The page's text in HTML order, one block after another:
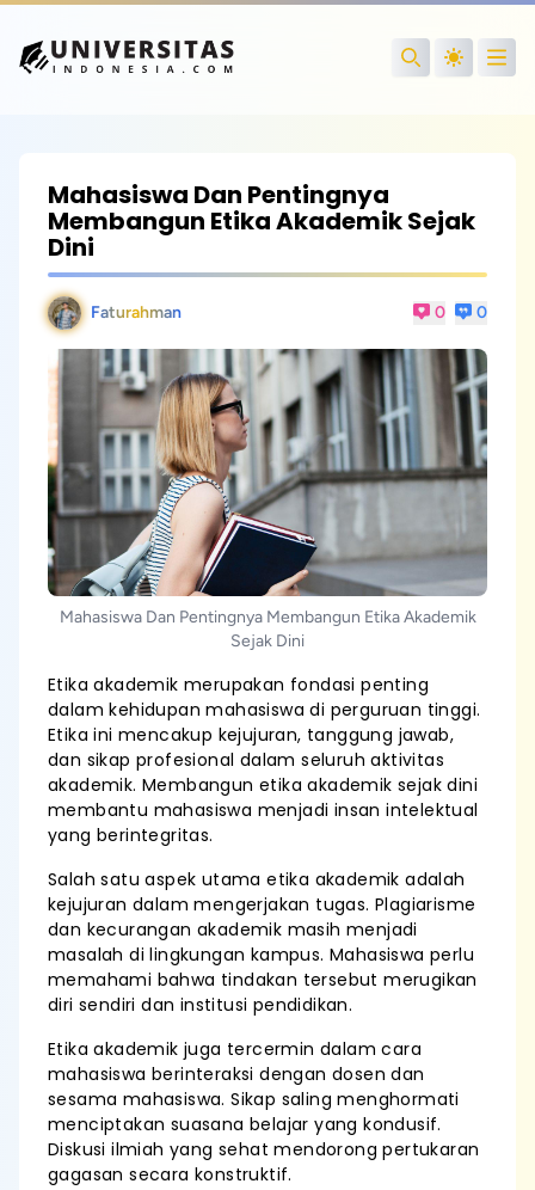
Search
Mahasiswa Dan Pentingnya
Membangun Etika Akademik Sejak
Dini
Faturahman 0 0
Mahasiswa Dan Pentingnya Membangun Etika Akademik
Sejak Dini
Etika akademik merupakan fondasi penting
dalam kehidupan mahasiswa di perguruan tinggi.
Etika ini mencakup kejujuran, tanggung jawab,
dan sikap profesional dalam seluruh aktivitas
akademik. Membangun etika akademik sejak dini
membantu mahasiswa menjadi insan intelektual
yang berintegritas.
Salah satu aspek utama etika akademik adalah
kejujuran dalam mengerjakan tugas. Plagiarisme
dan kecurangan akademik masih menjadi
masalah di lingkungan kampus. Mahasiswa perlu
memahami bahwa tindakan tersebut merugikan
diri sendiri dan institusi pendidikan.
Etika akademik juga tercermin dalam cara
mahasiswa berinteraksi dengan dosen dan
sesama mahasiswa. Sikap saling menghormati
menciptakan suasana belajar yang kondusif.
Diskusi ilmiah yang sehat mendorong pertukaran
gagasan secara konstruktif.